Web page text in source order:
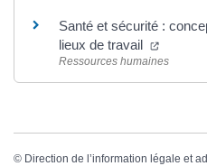
Santé et sécurité :
lieux de travail
Ressources humaines
© Direction de l’information légale et